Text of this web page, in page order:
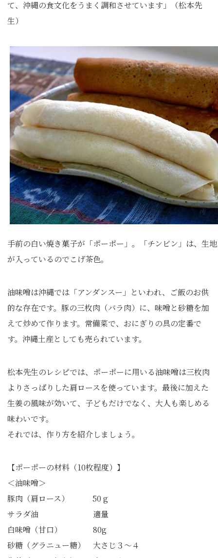
て、沖縄の食文化をうまく調和させています」（松本先
生）
手前の白い焼き菓子が「ポーポー」。「チンビン」は、生
が入っているのでこげ茶色。
油味噌は沖縄では「アンダンスー」といわれ、ご飯のお供
的な存在です。豚の三枚肉（バラ肉）に、味噌と砂糖を加
えて炒めて作ります。常備菜で、おにぎりの具の定番で
す。沖縄土産としても売られています。
松本先生のレシピでは、ポーポーに用いる油味噌は三枚肉
よりさっぱりした肩ロースを使っています。最後に加えた
生姜の風味が効いて、子どもだけでなく、大人も楽しめる
味わいです。
それでは、作り方を紹介しましょう。
【ポーポーの材料（10枚程度）】
＜油味噌＞
豚肉（肩ロース） 50 g
サラダ油 適量
白味噌（甘口） 80g
砂糖（グラニュー糖） 大さじ３〜４